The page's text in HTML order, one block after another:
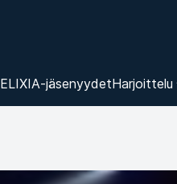
ELIXIA-jäsenyydetHarjoittelu